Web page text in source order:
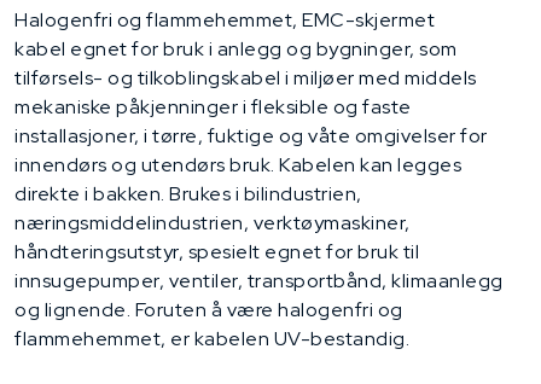
Halogenfri og flammehemmet, EMC-skjermet
kabel egnet for bruk i anlegg og bygninger, som
tilførsels- og tilkoblingskabel i miljøer med middels
mekaniske påkjenninger i fleksible og faste
installasjoner, i tørre, fuktige og våte omgivelser for
innendørs og utendørs bruk. Kabelen kan legges
direkte i bakken. Brukes i bilindustrien,
næringsmiddelindustrien, verktøymaskiner,
håndteringsutstyr, spesielt egnet for bruk til
innsugepumper, ventiler, transportbånd, klimaanlegg
og lignende. Foruten å være halogenfri og
flammehemmet, er kabelen UV-bestandig.